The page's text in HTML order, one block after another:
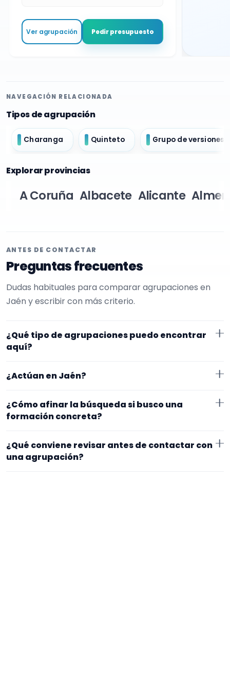
Ver agrupación Pedir presupuesto
NAVEGACIÓN RELACIONADA
Tipos de agrupación
Charanga Quinteto Grupo de versiones
Explorar provincias
A Coruña Albacete Alicante
ANTES DE CONTACTAR
Preguntas frecuentes
Dudas habituales para comparar agrupaciones en
Jaén y escribir con más criterio.
¿Qué tipo de agrupaciones puedo encontrar
aquí?
Aquí verás agrupaciones que trabajan para bautizos.
En esta página la selección está más afinada hacia
charanga. Conviene comparar repertorio, tamaño de
la formación y vídeos antes de decidir.
¿Actúan en Jaén?
trabajan en Jaén. Algunos son de la zona y otros se
exacto, horarios y posibles gastos.
¿Cómo afinar la búsqueda si busco una
formación concreta?
demasiado específico, cambia el subtipo o quítalo
para abrir la búsqueda. Suele funcionar mejor
¿Qué conviene revisar antes de contactar con
una agrupación?